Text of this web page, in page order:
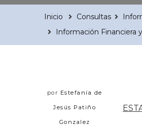
Inicio Consultas
Información Financiera
por Estefanía de
Jesús Patiño
Gonzalez